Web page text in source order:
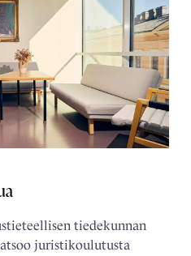
tiedekunnan
juristikoulutusta